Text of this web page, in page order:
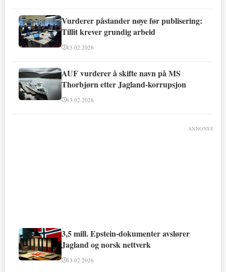
Vurderer påstander nøye før publisering:
Tillit krever grundig arbeid
13.02.2026
AUF vurderer å skifte navn på MS
Thorbjørn etter Jagland-korrupsjon
13.02.2026
ANNONSE
3,5 mill. Epstein-dokumenter avslører
Jagland og norsk nettverk
13.02.2026